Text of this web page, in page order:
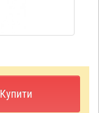
Купити